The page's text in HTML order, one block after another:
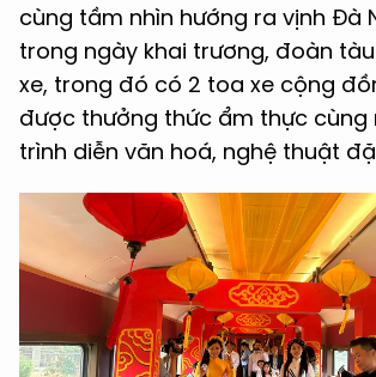
cùng tầm nhìn hướng ra vịnh Đà
trong ngày khai trương, đoàn
xe, trong đó có 2 toa xe cộng
được thưởng thức ẩm thực cùng
trình diễn văn hoá, nghệ thuật